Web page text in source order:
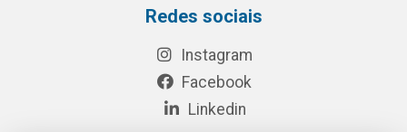
Redes sociais
Instagram
Facebook
Linkedin